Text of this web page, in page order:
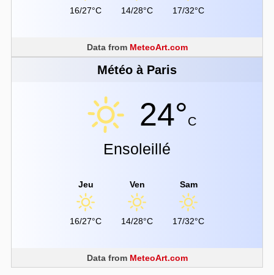
16/27°C 14/28°C 17/32°C
Data from MeteoArt.com
Météo à Paris
24°C
Ensoleillé
Jeu
16/27°C
Ven
14/28°C
Sam
17/32°C
Data from MeteoArt.com